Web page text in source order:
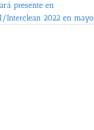
presente en
Interclean 2022 en mayo